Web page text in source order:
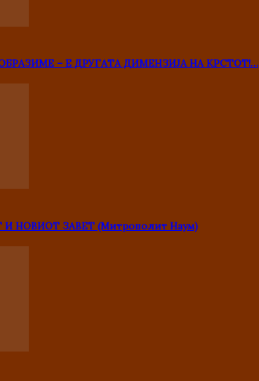
– Е ДРУГАТА ДИМЕНЗИЈА НА КРСТОТ!…
НОВИОТ ЗАВЕТ (Митрополит Наум)